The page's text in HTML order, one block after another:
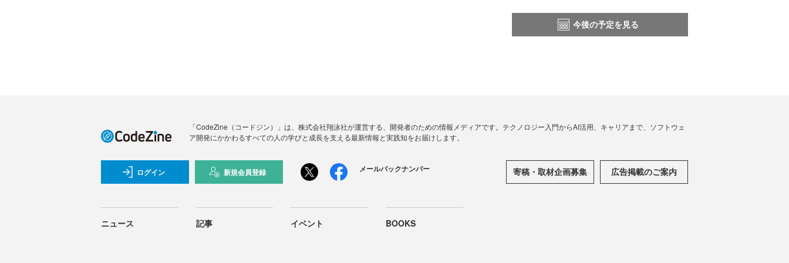
今後の予定を見る
「CodeZine（コードジン）」は、株式会社翔泳社が運営する、開発者のための情報メディアです。テクノロジー入門からAI活用、キャリアまで、ソフトウェ
ア開発にかかわるすべての人の学びと成長を支える最新情報と実践知をお届けします。
ログイン 新規会員登録 メールバックナンバー 寄稿・取材企画募集 広告掲載のご案内
ニュース 記事 イベント BOOKS